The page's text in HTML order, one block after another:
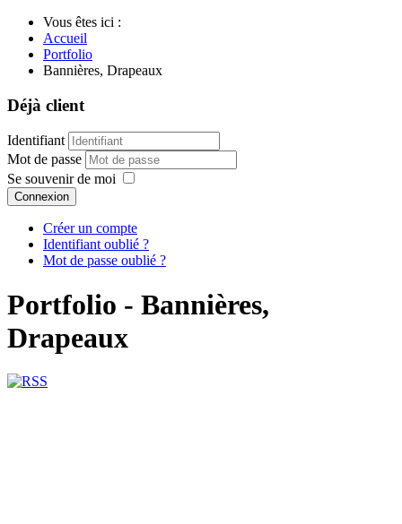
Vous êtes ici :
Accueil
Portfolio
Bannières, Drapeaux
Déjà client
Identifiant
Mot de passe
Se souvenir de moi
Connexion
Créer un compte
Identifiant oublié ?
Mot de passe oublié ?
Portfolio - Bannières,
Drapeaux